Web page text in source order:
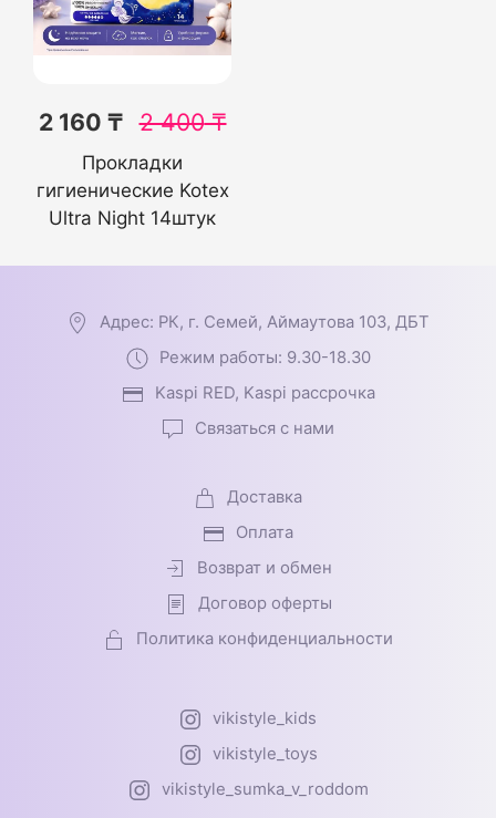
2 160 ₸ 2 400₸
Прокладки
гигиенические Kotex
Ultra Night 14штук
Адрес: РК, г. Семей, Аймаутова 103, ДБТ
Режим работы: 9.30-18.30
Kaspi RED, Kaspi рассрочка
Связаться с нами
Доставка
Оплата
Возврат и обмен
Договор оферты
Политика конфиденциальности
vikistyle_kids
vikistyle_toys
vikistyle_sumka_v_roddom